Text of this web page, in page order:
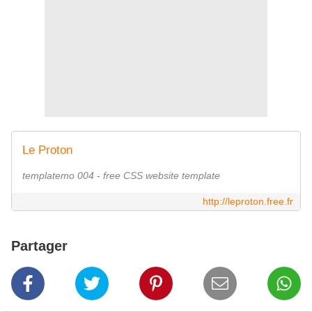
Le Proton
templatemo 004 - free CSS website template
http://leproton.free.fr
Partager